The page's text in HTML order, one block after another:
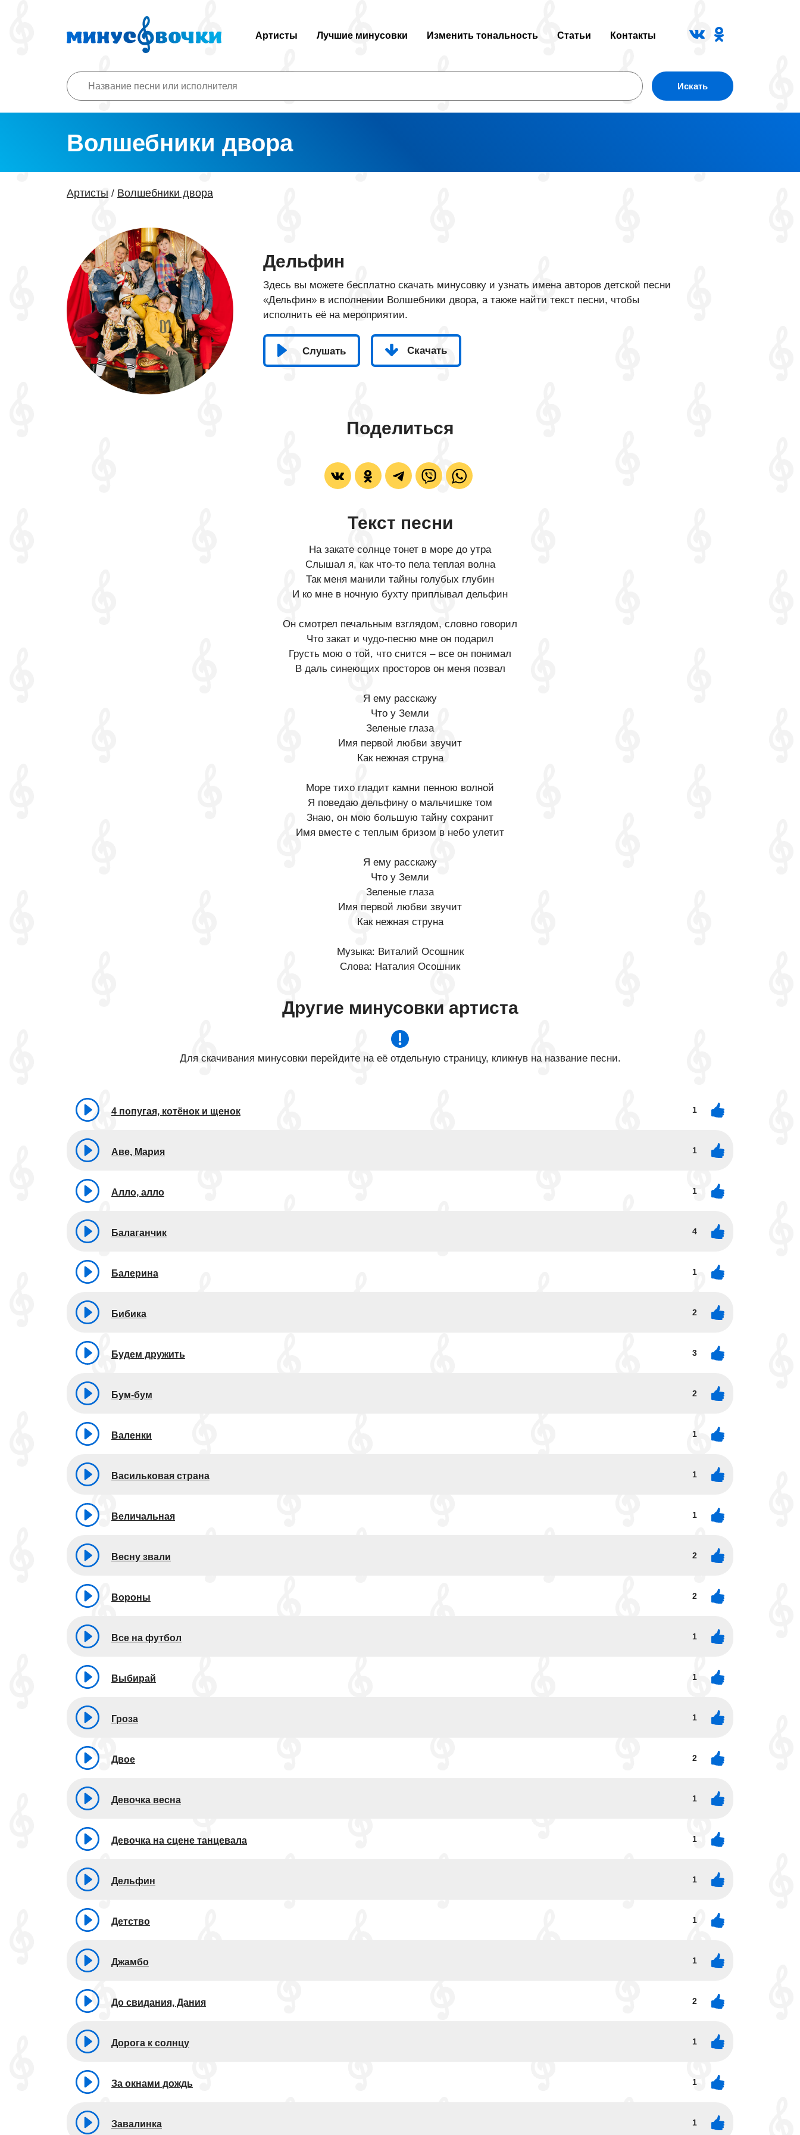
Артисты Лучшие минусовки Изменить тональность Статьи Контакты
Искать
Волшебники двора
Артисты / Волшебники двора
Дельфин
Здесь вы можете бесплатно скачать минусовку и узнать имена авторов детской песни
«Дельфин» в исполнении Волшебники двора, а также найти текст песни, чтобы
исполнить её на мероприятии.
Слушать Скачать
Поделиться
Текст песни
На закате солнце тонет в море до утра
Слышал я, как что-то пела теплая волна
Так меня манили тайны голубых глубин
И ко мне в ночную бухту приплывал дельфин
Он смотрел печальным взглядом, словно говорил
Что закат и чудо-песню мне он подарил
Грусть мою о той, что снится – все он понимал
В даль синеющих просторов он меня позвал
Я ему расскажу
Что у Земли
Зеленые глаза
Имя первой любви звучит
Как нежная струна
Море тихо гладит камни пенною волной
Я поведаю дельфину о мальчишке том
Знаю, он мою большую тайну сохранит
Имя вместе с теплым бризом в небо улетит
Я ему расскажу
Что у Земли
Зеленые глаза
Имя первой любви звучит
Как нежная струна
Музыка: Виталий Осошник
Слова: Наталия Осошник
Другие минусовки артиста
Для скачивания минусовки перейдите на её отдельную страницу, кликнув на название песни.
4 попугая, котёнок и щенок 1
Аве, Мария 1
Алло, алло 1
Балаганчик 4
Балерина 1
Бибика 2
Будем дружить 3
Бум-бум 2
Валенки 1
Васильковая страна 1
Величальная 1
Весну звали 2
Вороны 2
Все на футбол 1
Выбирай 1
Гроза 1
Двое 2
Девочка весна 1
Девочка на сцене танцевала 1
Дельфин 1
Детство 1
Джамбо 1
До свидания, Дания 2
Дорога к солнцу 1
За окнами дождь 1
Завалинка 1